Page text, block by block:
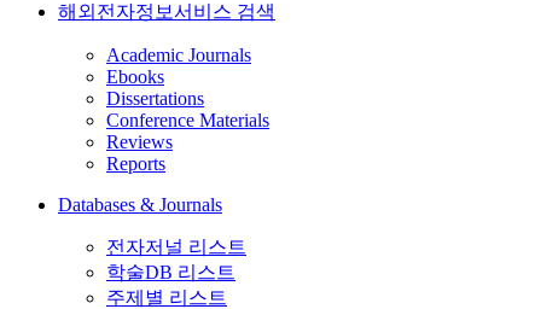
해외전자정보서비스 검색
Academic Journals
Ebooks
Dissertations
Conference Materials
Reviews
Reports
Databases & Journals
전자저널 리스트
학술DB 리스트
주제별 리스트